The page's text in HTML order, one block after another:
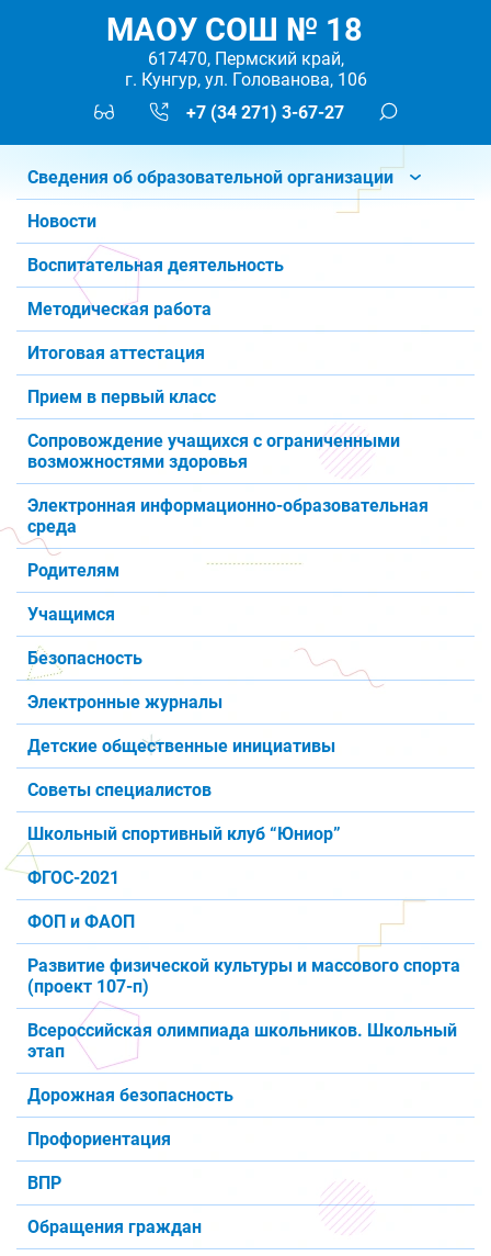
МАОУ СОШ № 18
617470, Пермский край,
г. Кунгур, ул. Голованова, 106
+7 (34 271) 3-67-27
Сведения об образовательной организации
Новости
Воспитательная деятельность
Методическая работа
Итоговая аттестация
Прием в первый класс
Сопровождение учащихся с ограниченными
возможностями здоровья
Электронная информационно-образовательная
среда
Родителям
Учащимся
Безопасность
Электронные журналы
Детские общественные инициативы
Советы специалистов
Школьный спортивный клуб “Юниор”
ФГОС-2021
ФОП и ФАОП
Развитие физической культуры и массового спорта
(проект 107-п)
Всероссийская олимпиада школьников. Школьный
этап
Дорожная безопасность
Профориентация
ВПР
Обращения граждан